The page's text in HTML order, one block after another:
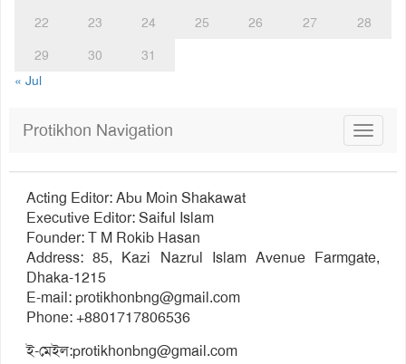
22
23 24 25 26 27
28
29
30
31
« Jul
Toggle
Protikhon Navigation
Acting Editor: Abu Moin Shakawat
Executive Editor: Saiful Islam
Founder: T M Rokib Hasan
Address: 85, Kazi Nazrul Islam Avenue Farmgate,
Dhaka-1215
E-mail:protikhonbng@gmail.com
Phone: +8801717806536
ই-মেইল:protikhonbng@gmail.com